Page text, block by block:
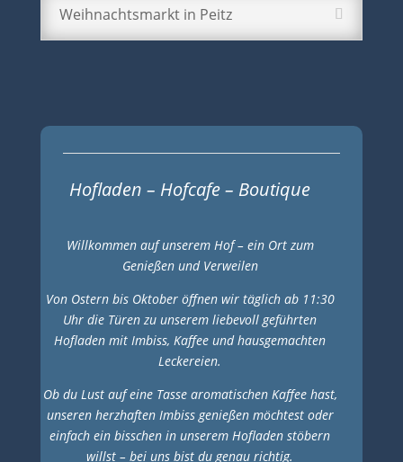
Weihnachtsmarkt in Peitz
Hofladen – Hofcafe – Boutique
Willkommen auf unserem Hof – ein Ort zum
Genießen und Verweilen
Von Ostern bis Oktober öffnen wir täglich ab 11:30
Uhr die Türen zu unserem liebevoll geführten
Hofladen mit Imbiss, Kaffee und hausgemachten
Leckereien.
Ob du Lust auf eine Tasse aromatischen Kaffee hast,
unseren herzhaften Imbiss genießen möchtest oder
einfach ein bisschen in unserem Hofladen stöbern
willst – bei uns bist du genau richtig.